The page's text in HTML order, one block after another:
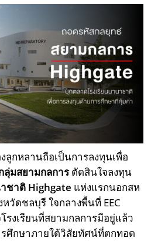
กหลานถือเป็นการลงทุนเพื่อ
ลุ่มสยามกลการตัดสินใจลงทุน
ชาติ Highgate แห่งแรกนอกสห
วัดชลบุรี ใจกลางพื้นที่ EEC
รงเรียนที่สยามกลการมีอยู่แล้ว
ศึกษาภายใต้วิสัยทัศน์ที่ตกทอด